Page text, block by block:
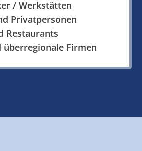
/ Werkstätten
Privatpersonen
Restaurants
überregionale Firmen